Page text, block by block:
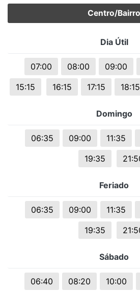
Centro/Bairro
Dia Útil
07:00 08:00 09:00
15:15
16:15 17:15 18:15
Domingo
06:35 09:00 11:35
19:35
Feriado
06:35 09:00 11:35
19:35
Sábado
06:40 08:20 10:00